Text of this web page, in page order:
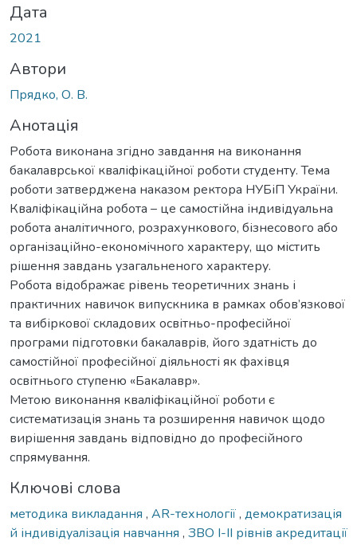
Дата
2021
Автори
Прядко, О. В.
Анотація
Робота виконана згідно завдання на виконання
бакалаврської кваліфікаційної роботи студенту. Тема
роботи затверджена наказом ректора НУБіП України.
Кваліфікаційна робота – це самостійна індивідуальна
робота аналітичного, розрахункового, бізнесового або
організаційно-економічного характеру, що містить
рішення завдань узагальненого характеру.
Робота відображає рівень теоретичних знань і
практичних навичок випускника в рамках обов’язкової
та вибіркової складових освітньо-професійної
програми підготовки бакалаврів, його здатність до
самостійної професійної діяльності як фахівця
освітнього ступеню «Бакалавр».
Метою виконання кваліфікаційної роботи є
систематизація знань та розширення навичок щодо
вирішення завдань відповідно до професійного
спрямування.
Ключові слова
методика викладання , АR-технології, демократизація
й індивідуалізація навчання , ЗВО І-ІІ рівнів акредитації